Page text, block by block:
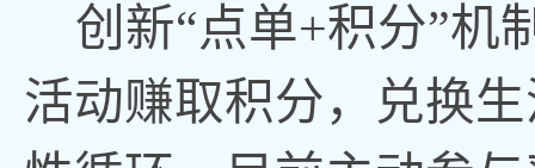
创新“点单+积分”机
活动赚取积分，兑换